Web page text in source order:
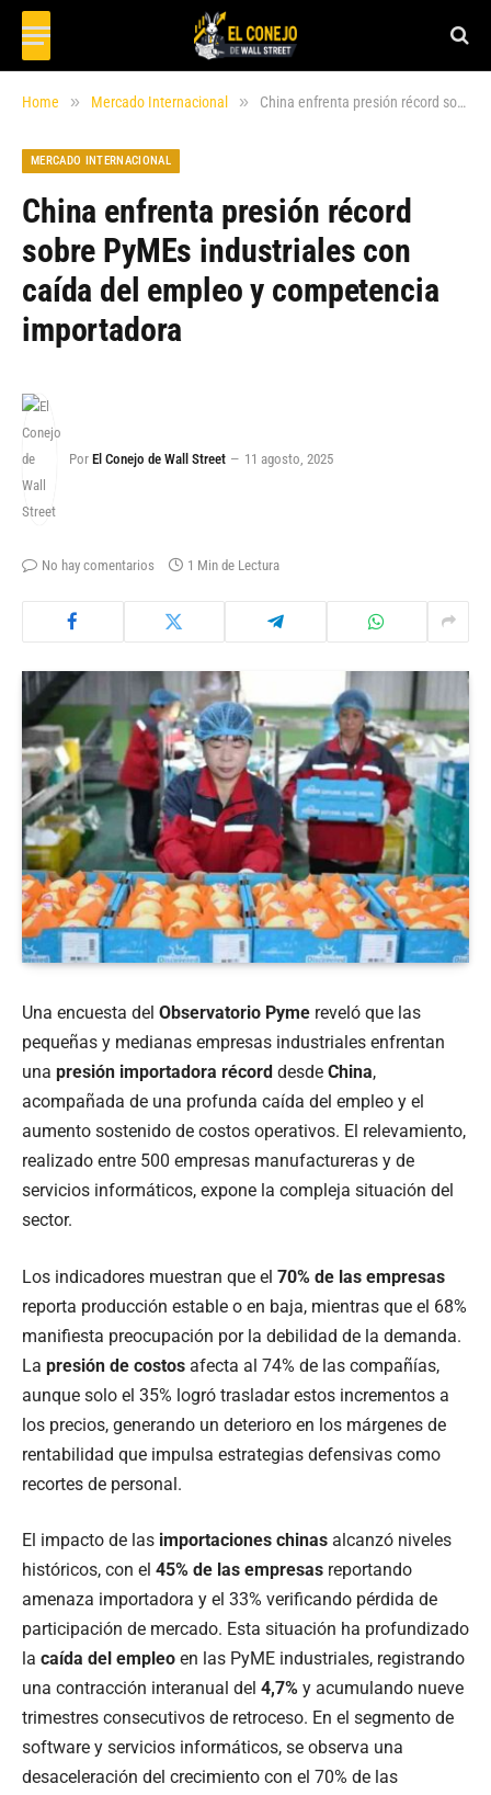
Home » Mercado Internacional » China enfrenta presión récord sobre PyMEs industriales con caída del empleo y competencia importadora
MERCADO INTERNACIONAL
China enfrenta presión récord
sobre PyMEs industriales con
caída del empleo y competencia
importadora
Por El Conejo de Wall Street 11 agosto, 2025
No hay comentarios 1 Min de Lectura
Una encuesta del Observatorio Pyme reveló que las
pequeñas y medianas empresas industriales enfrentan
una presión importadora récord desde China,
acompañada de una profunda caída del empleo y el
aumento sostenido de costos operativos. El relevamiento,
realizado entre 500 empresas manufactureras y de
servicios informáticos, expone la compleja situación del
sector.
Los indicadores muestran que el 70% de las empresas
reporta producción estable o en baja, mientras que el 68%
manifiesta preocupación por la debilidad de la demanda.
La presión de costos afecta al 74% de las compañías,
aunque solo el 35% logró trasladar estos incrementos a
los precios, generando un deterioro en los márgenes de
rentabilidad que impulsa estrategias defensivas como
recortes de personal.
El impacto de las importaciones chinas alcanzó niveles
históricos, con el 45% de las empresas reportando
amenaza importadora y el 33% verificando pérdida de
participación de mercado. Esta situación ha profundizado
la caída del empleo en las PyME industriales, registrando
una contracción interanual del 4,7% y acumulando nueve
trimestres consecutivos de retroceso. En el segmento de
software y servicios informáticos, se observa una
desaceleración del crecimiento con el 70% de las